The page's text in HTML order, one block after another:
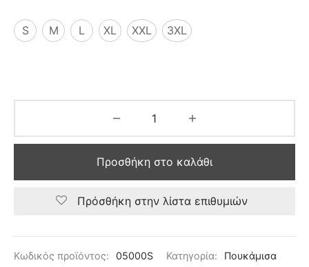
S M L XL XXL 3XL
Προσθήκη στο καλάθι
Πρόσθήκη στην λίστα επιθυμιών
Κωδικός προϊόντος: 05000S Κατηγορία: Πουκάμισα